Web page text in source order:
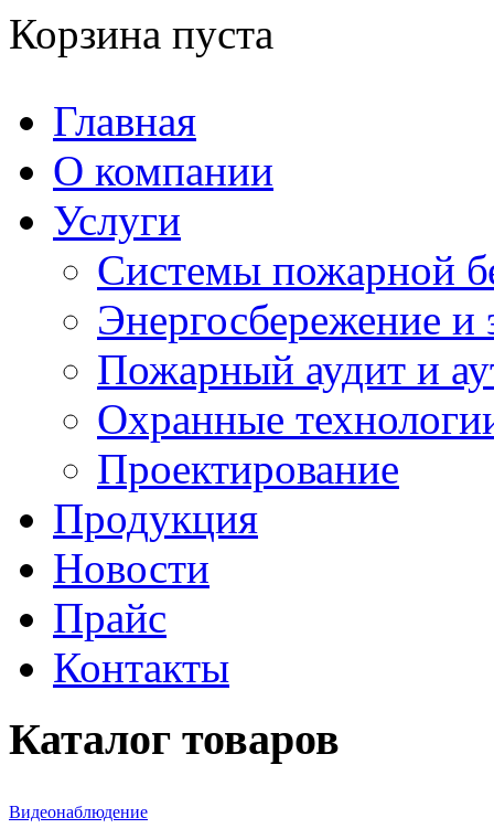
Корзина пуста
Главная
О компании
Услуги
Системы пожарной
Энергосбережение и
Пожарный аудит и
Охранные
Проектирование
Продукция
Новости
Прайс
Контакты
Каталог товаров
Видеонаблюдение